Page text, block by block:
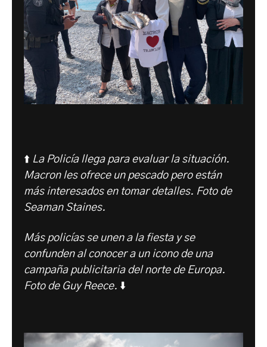
⬆️ La Policía llega para evaluar la situación.
Macron les ofrece un pescado pero están
más interesados en tomar detalles. Foto de
Seaman Staines.
Más policías se unen a la fiesta y se
confunden al conocer a un icono de una
campaña publicitaria del norte de Europa.
Foto de Guy Reece. ⬇️